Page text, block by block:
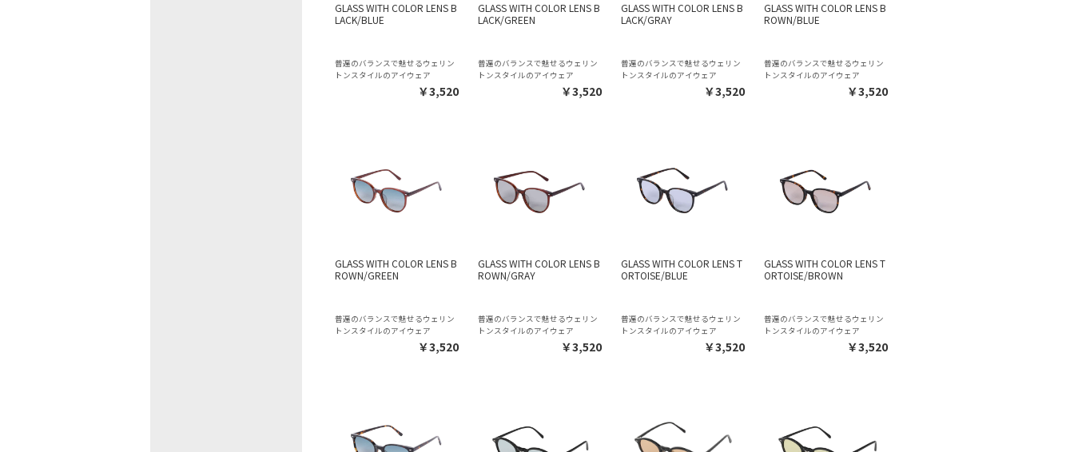
GLASS WITH COLOR LENS B
LACK/BLUE
普遍のバランスで魅せるウェリン
トンスタイルのアイウェア
￥3,520
GLASS WITH COLOR LENS B
LACK/GREEN
普遍のバランスで魅せるウェリン
トンスタイルのアイウェア
￥3,520
GLASS WITH COLOR LENS B
LACK/GRAY
普遍のバランスで魅せるウェリン
トンスタイルのアイウェア
￥3,520
GLASS WITH COLOR LENS B
ROWN/BLUE
普遍のバランスで魅せるウェリン
トンスタイルのアイウェア
￥3,520
GLASS WITH COLOR LENS B
ROWN/GREEN
普遍のバランスで魅せるウェリン
トンスタイルのアイウェア
￥3,520
GLASS WITH COLOR LENS B
ROWN/GRAY
普遍のバランスで魅せるウェリン
トンスタイルのアイウェア
￥3,520
GLASS WITH COLOR LENS T
ORTOISE/BLUE
普遍のバランスで魅せるウェリン
トンスタイルのアイウェア
￥3,520
GLASS WITH COLOR LENS T
ORTOISE/BROWN
普遍のバランスで魅せるウェリン
トンスタイルのアイウェア
￥3,520